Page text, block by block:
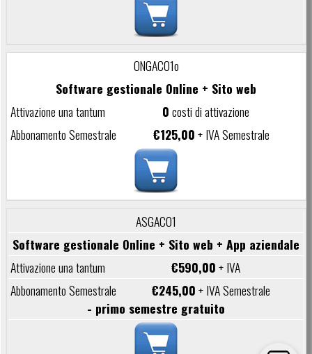
ONGAC01o
Software gestionale Online + Sito web
0costi di attivazione
€125,00+ IVA Semestrale
ASGAC01
Software gestionale Online + Sito web + App aziendale
€590,00+ IVA
€245,00+ IVA Semestrale
- primo semestre gratuito